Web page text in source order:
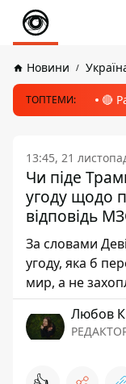
Новини
ТОПТЕМИ: 🔴
13:45, 21
Чи піде
угоду щодо
відповідь
За словами
угоду, яка б
мир, а не
Любов